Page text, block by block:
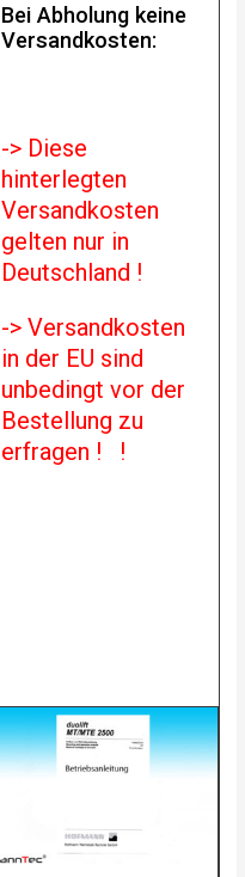
Bei Abholung keine
Versandkosten:
-> Diese
hinterlegten
Versandkosten
gelten nur in
Deutschland !
-> Versandkosten
in der EU sind
unbedingt vor der
Bestellung zu
erfragen ! !